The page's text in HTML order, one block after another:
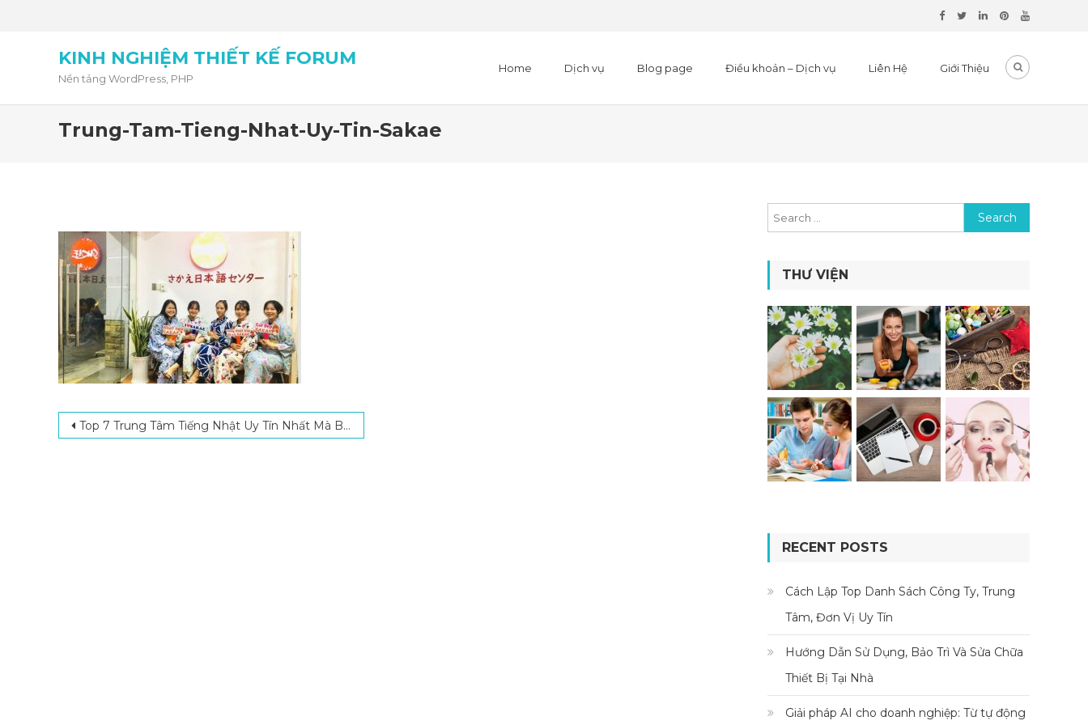
KINH NGHIỆM THIẾT KẾ FORUM
Nền tảng WordPress, PHP
Home Dịch vụ Blog page Điều khoản – Dịch vụ Liên Hệ Giới Thiệu
Trung-Tam-Tieng-Nhat-Uy-Tin-Sakae
Post navigation
Top 7 Trung Tâm Tiếng Nhật Uy Tín Nhất Mà Bạn Nên Theo Học
Search for:
THƯ VIỆN
RECENT POSTS
Cách Lập Top Danh Sách Công Ty, Trung
Tâm, Đơn Vị Uy Tín
Hướng Dẫn Sử Dụng, Bảo Trì Và Sửa Chữa
Thiết Bị Tại Nhà
Giải pháp AI cho doanh nghiệp: Từ tự động